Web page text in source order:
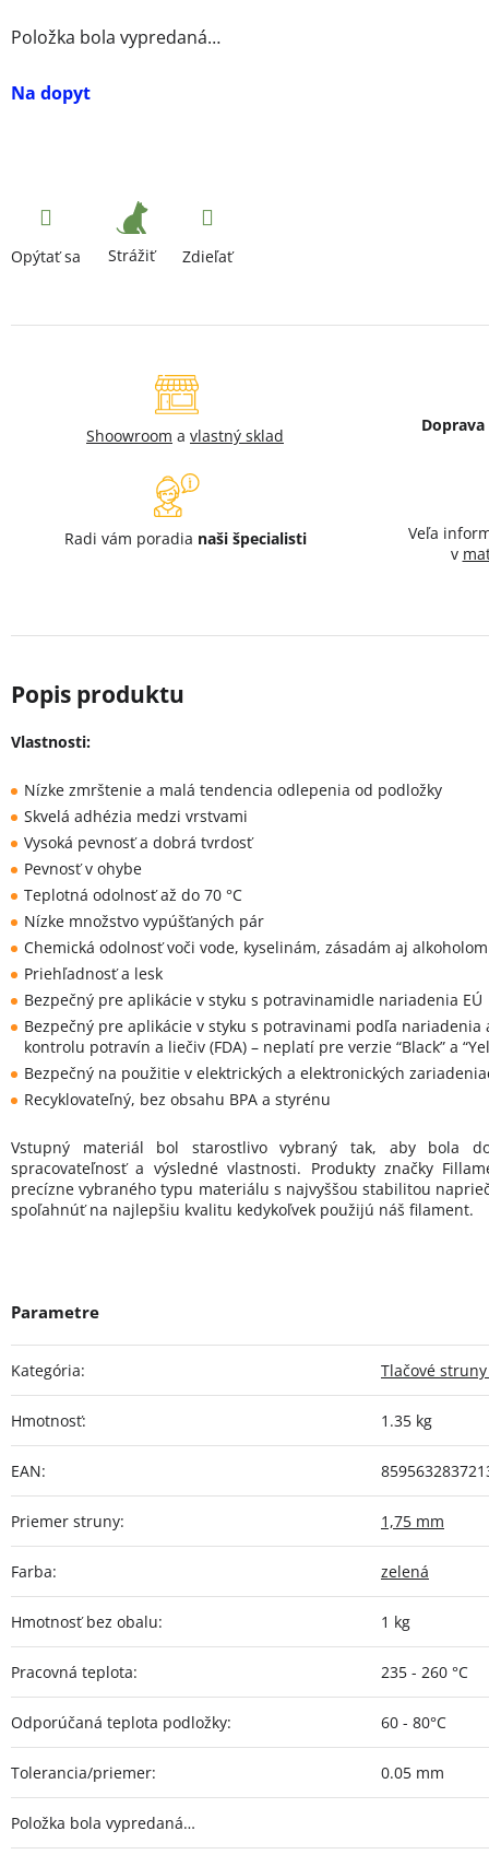
Na dopyt
Položka bola vypredaná…
Opýtať sa Strážiť Zdieľať
Shoowroom a vlastný sklad
Radi vám poradia naši špecialisti
Veľa
v
Vlastnosti:
Nízke zmrštenie a malá tendencia odlepenia od podložky
Skvelá adhézia medzi vrstvami
Vysoká pevnosť a dobrá tvrdosť
Pevnosť v ohybe
Teplotná odolnosť až do 70 °C
Nízke množstvo vypúšťaných pár
Chemická odolnosť voči vode, kyselinám, zásadám aj alkoholom
Priehľadnosť a lesk
Bezpečný pre aplikácie v styku s potravinamidle nariadenia EÚ
Bezpečný pre aplikácie v styku s potravinami podľa
kontrolu potravín a liečiv (FDA) – neplatí pre verzie “Black” a
Bezpečný na použitie v elektrických a elektronických
Recyklovateľný, bez obsahu BPA a styrénu
Vstupný materiál bol starostlivo vybraný tak, aby bola
spracovateľnosť a výsledné vlastnosti. Produkty značky
precízne vybraného typu materiálu s najvyššou stabilitou
spoľahnúť na najlepšiu kvalitu kedykoľvek použijú náš filament.
Kategória: Tlačové
Hmotnosť: 1.35 kg
EAN:
Priemer struny: 1,75 mm
Farba: zelená
Hmotnosť bez obalu: 1 kg
Pracovná teplota: 235 - 260 °C
Odporúčaná teplota podložky: 60 - 80°C
Tolerancia/priemer: 0.05 mm
Položka bola vypredaná…